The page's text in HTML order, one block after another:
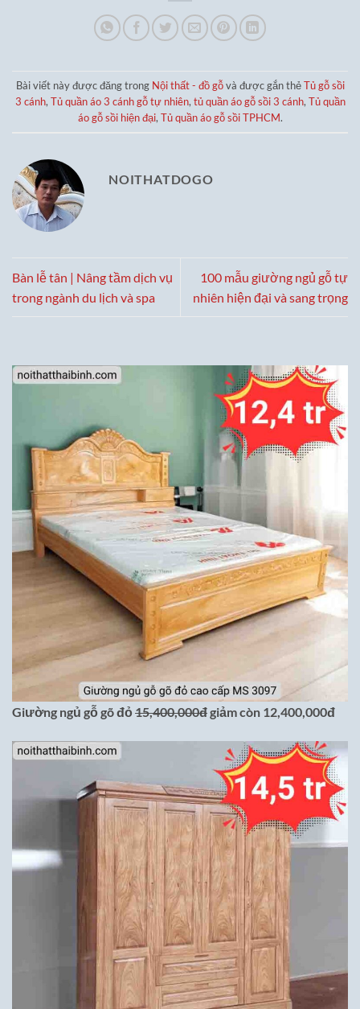
Bài viết này được đăng trong Nội thất - đồ gỗvà được gắn thẻTủ gỗ sồi
3 cánh, Tủ quần áo 3 cánh gỗ tự nhiên, tủ quần áo gỗ sồi 3 cánh, Tủ quần
áo gỗ sồi hiện đại, Tủ quần áo gỗ sồi TPHCM.
NOITHATDOGO
Bàn lễ tân | Nâng tầm dịch vụ
trong ngành du lịch và spa
100 mẫu giường ngủ gỗ tự
nhiên hiện đại và sang trọng
Giường ngủ gỗ gõ đỏ 15,400,000đgiảm còn 12,400,000đ